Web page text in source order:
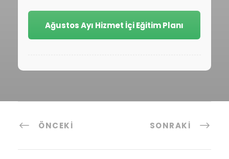
Ağustos Ayı Hizmet İçi Eğitim Planı
ÖNCEKI SONRAKI